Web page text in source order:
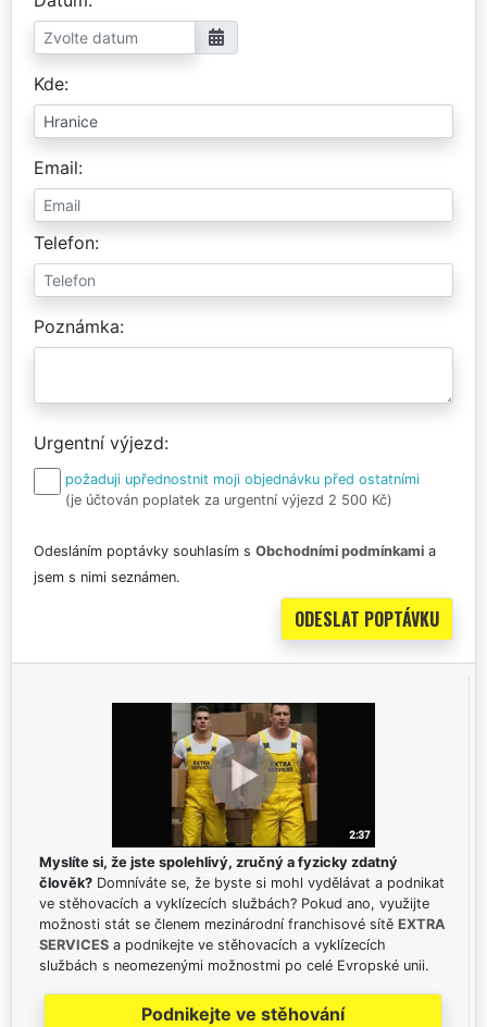
Kde
Email
Telefon
Poznámka
Urgentní výjezd
požaduji upřednostnit moji objednávku před ostatními
(je účtován poplatek za urgentní výjezd 2 500 Kč)
Odesláním poptávky souhlasím s Obchodními podmínkami a
jsem s nimi seznámen.
Myslíte si, že jste spolehlivý, zručný a fyzicky zdatný
člověk? Domníváte se, že byste si mohl vydělávat a podnikat
ve stěhovacích a vyklízecích službách? Pokud ano, využijte
možnosti stát se členem mezinárodní franchisové sítě EXTRA
SERVICES a podnikejte ve stěhovacích a vyklízecích
službách s neomezenými možnostmi po celé Evropské unii.
Podnikejte ve stěhování